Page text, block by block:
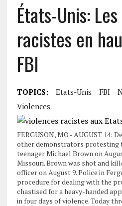
États-Unis:
racistes en
FBI
TOPICS: Etats-Unis FBI
Violences
FERGUSON, MO - AUGUST 14:
other demonstrators protesting
teenager Michael Brown on
Missouri. Brown was shot and
officer on August 9. Police in
procedure for dealing with the
chastised for a heavy-handed
in four days of violence. Today